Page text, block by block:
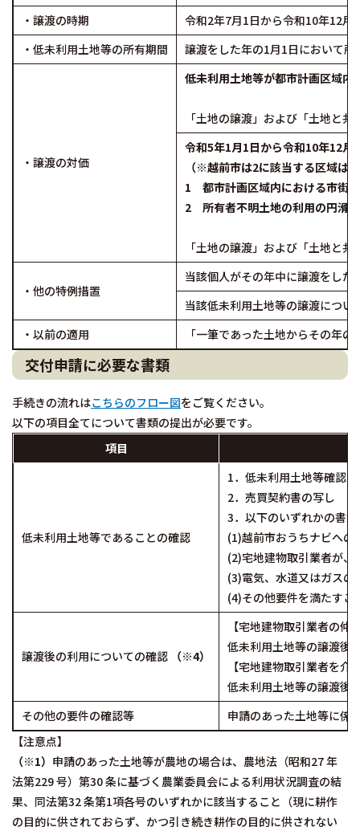
・譲渡の時期
令和2年7月1日から令和10年12月
・低未利用土地等の所有期間
譲渡をした年の1月1日において
・譲渡の対価
低未利用土地等が都市計画区域
「土地の譲渡」および「土地と
令和5年1月1日から令和10年12月
（※越前市は2に該当する区域は
1 都市計画区域内における市街
2 所有者不明土地の利用の円滑
「土地の譲渡」および「土地と
・他の特例措置
当該個人がその年中に譲渡をし
当該低未利用土地等の譲渡につ
・以前の適用
「一筆であった土地からその年
交付申請に必要な書類
手続きの流れはこちらのフロー図をご覧ください。
以下の項目全てについて書類の提出が必要です。
項目
低未利用土地等であることの確認
1．低未利用土地等確認
2．売買契約書の写し
3．以下のいずれかの書類
(1)越前市おうちナビへの
(2)宅地建物取引業者が
(3)電気、水道又はガス
(4)その他要件を満たす
譲渡後の利用についての確認 （※4）
【宅地建物取引業者の
低未利用土地等の譲渡後
【宅地建物取引業者を
低未利用土地等の譲渡後
その他の要件の確認等
申請のあった土地等に係
【注意点】
（※1） 申請のあった土地等が農地の場合は、農地法（昭和27 年
法第229 号）第30 条に基づく農業委員会による利用状況調査の結
果、同法第32 条第1項各号のいずれかに該当すること（現に耕作
の目的に供されておらず、かつ引き続き耕作の目的に供されない